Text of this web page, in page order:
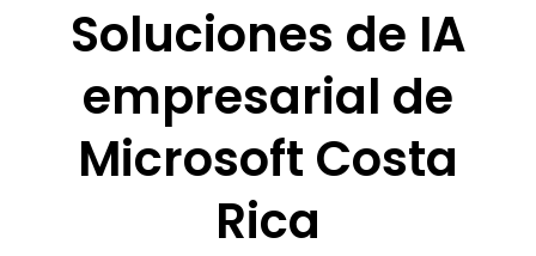
Soluciones de IA
empresarial de
Microsoft Costa
Rica